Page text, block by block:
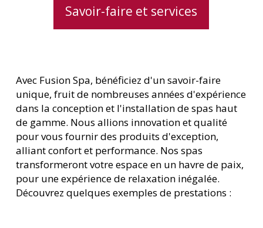
Savoir-faire et services
Avec Fusion Spa, bénéficiez d'un savoir-faire
unique, fruit de nombreuses années d'expérience
dans la conception et l'installation de spas haut
de gamme. Nous allions innovation et qualité
pour vous fournir des produits d'exception,
alliant confort et performance. Nos spas
transformeront votre espace en un havre de paix,
pour une expérience de relaxation inégalée.
Découvrez quelques exemples de prestations :